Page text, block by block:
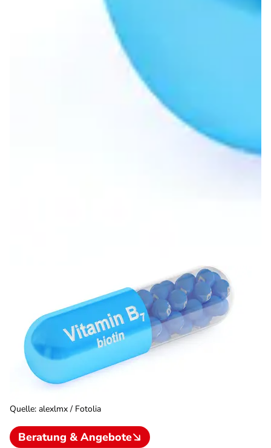
Quelle: alexlmx / Fotolia
Beratung & Angebote